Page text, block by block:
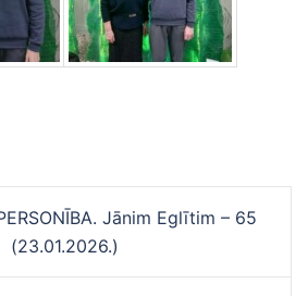
Jānim Eglītim – 65
(23.01.2026.)